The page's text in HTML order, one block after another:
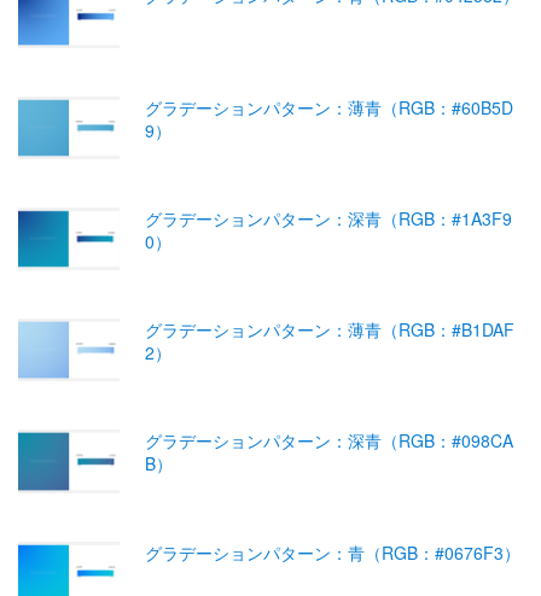
グラデーションパターン：薄青（RGB：#60B5D
9）
グラデーションパターン：深青（RGB：#1A3F9
0）
グラデーションパターン：薄青（RGB：#B1DAF
2）
グラデーションパターン：深青（RGB：#098CA
B）
グラデーションパターン：青（RGB：#0676F3）